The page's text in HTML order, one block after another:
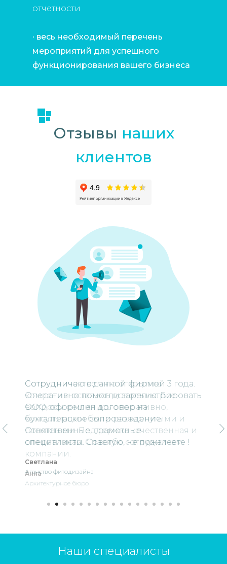
отчетности
• весь необходимый перечень
мероприятий для успешного
функционирования вашего бизнеса
Отзывы наших
клиентов
Сотрудничеством по открытию
компании остались довольны. Все
вопросы решились оперативно,
консультации были развернутыми и
понятными. Поддержка качественная и
оперативная. Спасибо сотрудникам
компании.
Анна
Архитектурное бюро
Наши специалисты